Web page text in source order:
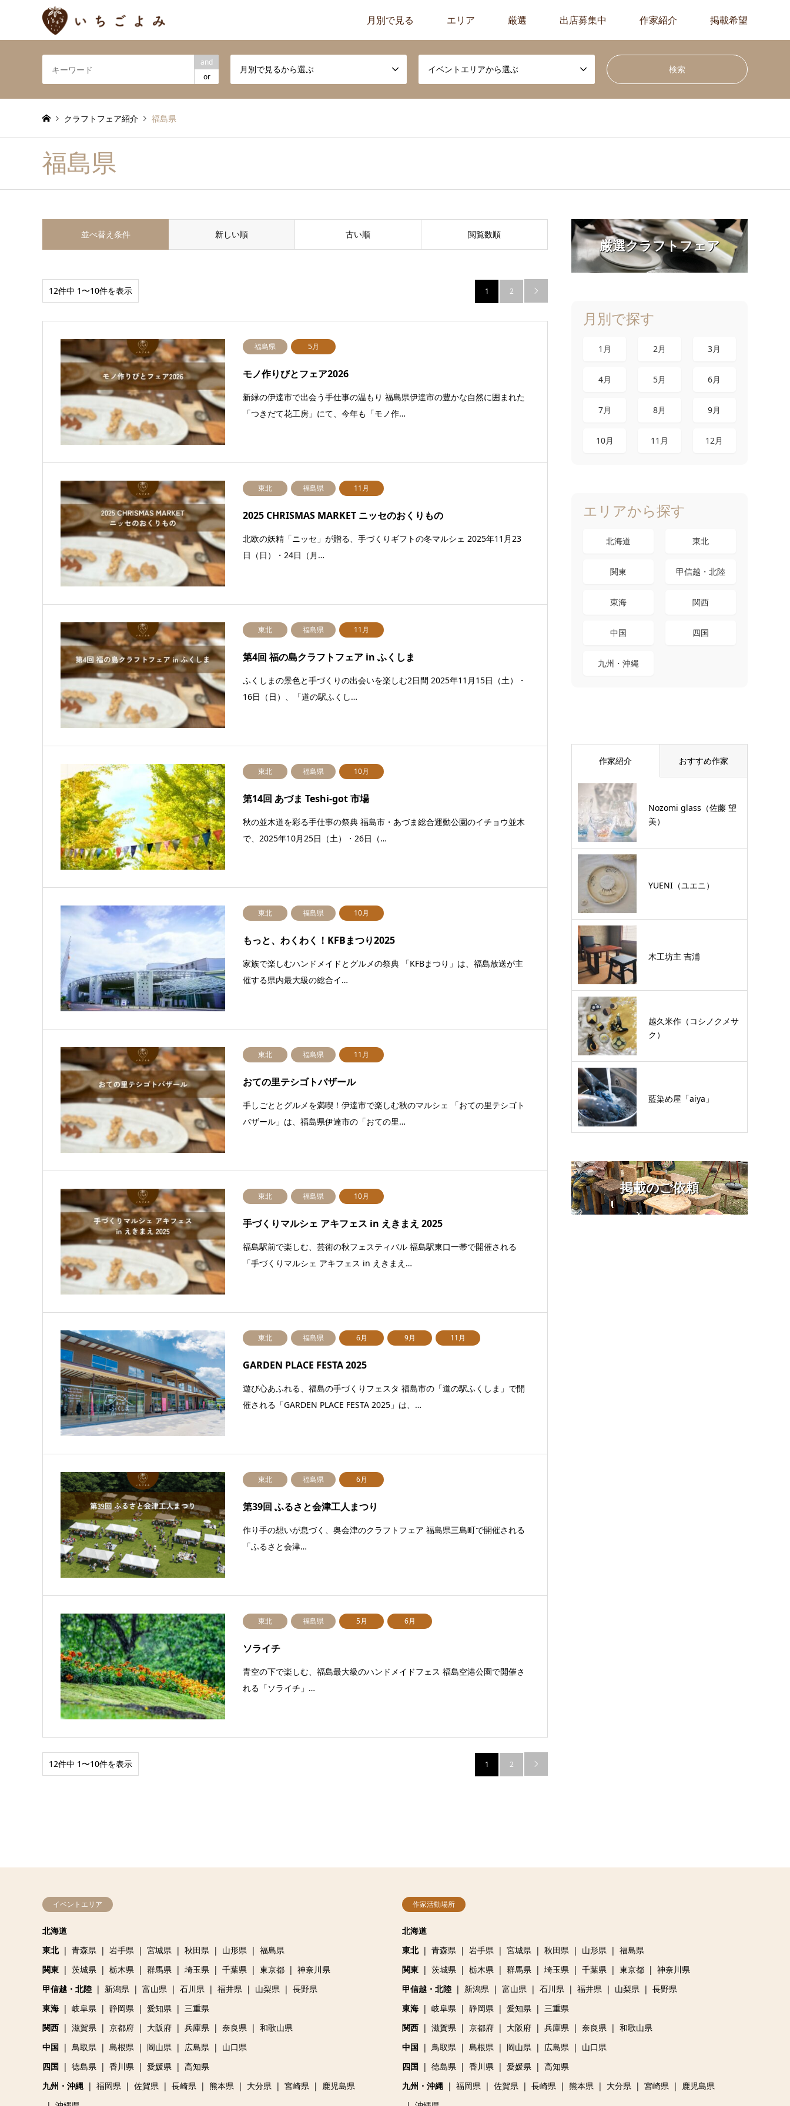
月別で見る エリア 厳選 出店募集中 作家紹介 掲載希望
and
or
月別で見るから選ぶ イベントエリアから選ぶ
クラフトフェア紹介 福島県
福島県
並べ替え条件 新しい順 古い順 閲覧数順
12件中 1〜10件を表示 1 2 
福島県 5月
モノ作りびとフェア2026
新緑の伊達市で出会う手仕事の温もり 福島県伊達市の豊かな自然に囲まれた
「つきだて花工房」にて、今年も「モノ作…
東北 福島県 11月
2025 CHRISMAS MARKET ニッセのおくりもの
北欧の妖精「ニッセ」が贈る、手づくりギフトの冬マルシェ 2025年11月23
日（日）・24日（月…
東北 福島県 11月
第4回 福の島クラフトフェア in ふくしま
ふくしまの景色と手づくりの出会いを楽しむ2日間 2025年11月15日（土）・
16日（日）、「道の駅ふくし…
東北 福島県 10月
第14回 あづま Teshi-got 市場
秋の並木道を彩る手仕事の祭典 福島市・あづま総合運動公園のイチョウ並木
で、2025年10月25日（土）・26日（…
東北 福島県 10月
もっと、わくわく！KFBまつり2025
家族で楽しむハンドメイドとグルメの祭典 「KFBまつり」は、福島放送が主
催する県内最大級の総合イ…
東北 福島県 11月
おての里テシゴトバザール
手しごととグルメを満喫！伊達市で楽しむ秋のマルシェ 「おての里テシゴト
バザール」は、福島県伊達市の「おての里…
東北 福島県 10月
手づくりマルシェ アキフェス in えきまえ 2025
福島駅前で楽しむ、芸術の秋フェスティバル 福島駅東口一帯で開催される
「手づくりマルシェ アキフェス in えきまえ…
東北 福島県 6月 9月 11月
GARDEN PLACE FESTA 2025
遊び心あふれる、福島の手づくりフェスタ 福島市の「道の駅ふくしま」で開
催される「GARDEN PLACE FESTA 2025」は、…
東北 福島県 6月
第39回 ふるさと会津工人まつり
作り手の想いが息づく、奥会津のクラフトフェア 福島県三島町で開催される
「ふるさと会津…
東北 福島県 5月 6月
ソライチ
青空の下で楽しむ、福島最大級のハンドメイドフェス 福島空港公園で開催さ
れる「ソライチ」…
12件中 1〜10件を表示 1 2 
厳選クラフトフェア
月別で探す
1月 2月 3月
4月 5月 6月
7月 8月 9月
10月 11月 12月
エリアから探す
北海道 東北
関東 甲信越・北陸
東海 関西
中国 四国
九州・沖縄
作家紹介 おすすめ作家
Nozomi glass（佐藤 望
美）
YUENI（ユエニ）
木工坊主 吉浦
越久米作（コシノクメサ
ク）
藍染め屋「aiya」
掲載のご依頼
イベントエリア
北海道
東北
青森県 岩手県 宮城県 秋田県 山形県
福島県
関東
茨城県 栃木県 群馬県 埼玉県 千葉県 東京都
神奈川県
甲信越・北陸
新潟県 富山県 石川県 福井県 山梨県
長野県
東海
岐阜県 静岡県 愛知県
三重県
関西
滋賀県 京都府 大阪府 兵庫県 奈良県
和歌山県
中国
鳥取県 島根県 岡山県 広島県
山口県
四国
徳島県 香川県 愛媛県
高知県
九州・沖縄
福岡県 佐賀県 長崎県 熊本県 大分県 宮崎県
鹿児島県
作家活動場所
北海道
東北
青森県 岩手県 宮城県 秋田県 山形県
福島県
関東
茨城県 栃木県 群馬県 埼玉県 千葉県 東京都
神奈川県
甲信越・北陸
新潟県 富山県 石川県 福井県 山梨県
長野県
東海
岐阜県 静岡県 愛知県
三重県
関西
滋賀県 京都府 大阪府 兵庫県 奈良県
和歌山県
中国
鳥取県 島根県 岡山県 広島県
山口県
四国
徳島県 香川県 愛媛県
高知県
九州・沖縄
福岡県 佐賀県 長崎県 熊本県 大分県 宮崎県
鹿児島県